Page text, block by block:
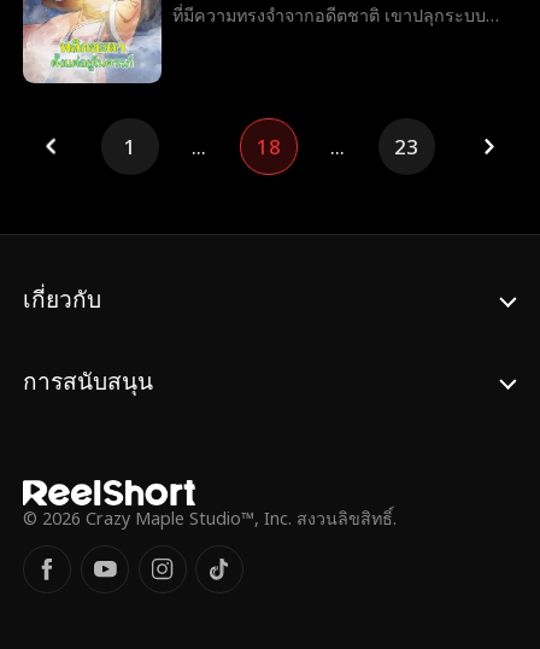
ที่มีความทรงจำจากอดีตชาติ เขาปลุกระบบ
หรือ? เขาพลิกวิกฤตปลุกกระดูกราชัน! โดน
ตระกูลกดขี่งั้นหรือ? แค่นิ้วเดียวก็สยบศัตรูได้
ราบคาบ! จากลูกอนุที่ถูกทอดทิ้ง สู่จอมราชัน
1 ... 18 ... 23
เกี่ยวกับ
การสนับสนุน
© 2026 Crazy Maple Studio™, Inc. สงวนลิขสิทธิ์.